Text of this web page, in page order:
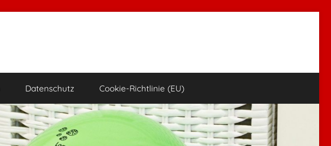
Datenschutz Cookie-Richtlinie (EU)